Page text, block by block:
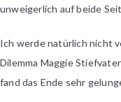
unweigerlich auf beide
Ich werde natürlich nicht
Dilemma Maggie
fand das Ende sehr